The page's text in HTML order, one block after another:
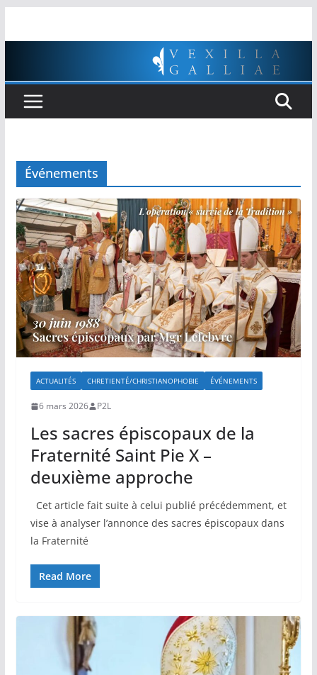
Événements
ACTUALITÉS CHRETIENTÉ/CHRISTIANOPHOBIE ÉVÉNEMENTS
6 mars 2026 P2L
Les sacres épiscopaux de la
Fraternité Saint Pie X –
deuxième approche
Cet article fait suite à celui publié précédemment, et
vise à analyser l’annonce des sacres épiscopaux dans
la Fraternité
Read More